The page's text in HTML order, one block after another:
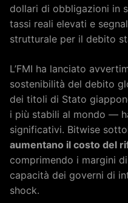
dollari di obbligazioni in
tassi reali elevati e
strutturale per il debito
L’FMI ha lanciato
sostenibilità del debito
dei titoli di Stato
i più stabili al mondo —
significativi. Bitwise
aumentano il costo del
comprimendo i margini
capacità dei governi di
shock.